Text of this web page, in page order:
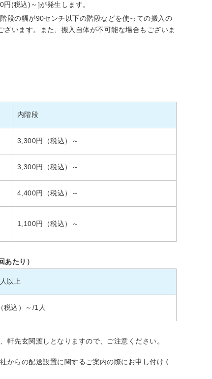
(税込)～]が発生します。
段の幅が90センチ以下の階段などを使っての搬入の
います。また、搬入自体が不可能な場合もございま
内階段
3,300円（税込）～
3,300円（税込）～
4,400円（税込）～
1,100円（税込）～
たり）
以上
税込）～/1人
軒先玄関渡しとなりますので、ご注意ください。
からの配送設置に関するご案内の際にお申し付けく